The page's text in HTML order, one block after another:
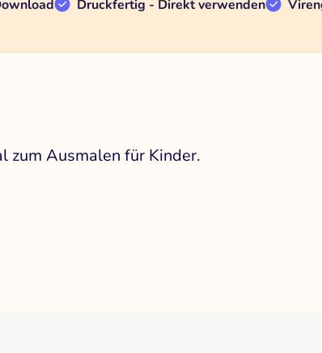
Druckfertig - Direkt verwenden
zum Ausmalen für Kinder.